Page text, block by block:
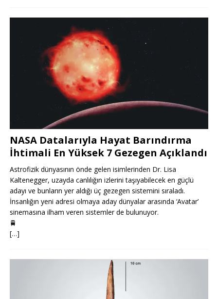
NASA Datalarıyla Hayat Barındırma
İhtimali En Yüksek 7 Gezegen Açıklandı
Astrofizik dünyasının önde gelen isimlerinden Dr. Lisa
Kaltenegger, uzayda canlılığın izlerini taşıyabilecek en güçlü
adayı ve bunların yer aldığı üç gezegen sistemini sıraladı.
İnsanlığın yeni adresi olmaya aday dünyalar arasında ‘Avatar’
sinemasına ilham veren sistemler de bulunuyor.
🚆
[…]